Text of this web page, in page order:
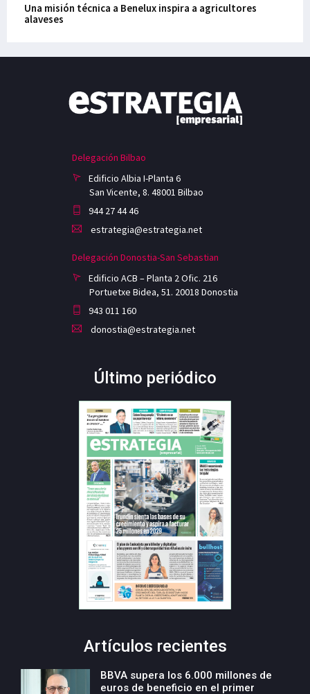
Una misión técnica a Benelux inspira a agricultores
alaveses
Delegación Bilbao
Edificio Albia I-Planta 6
San Vicente, 8. 48001 Bilbao
944 27 44 46
estrategia@estrategia.net
Delegación Donostia-San Sebastian
Edificio ACB – Planta 2 Ofic. 216
Portuetxe Bidea, 51. 20018 Donostia
943 011 160
donostia@estrategia.net
Último periódico
Artículos recientes
BBVA supera los 6.000 millones de
euros de beneficio en el primer